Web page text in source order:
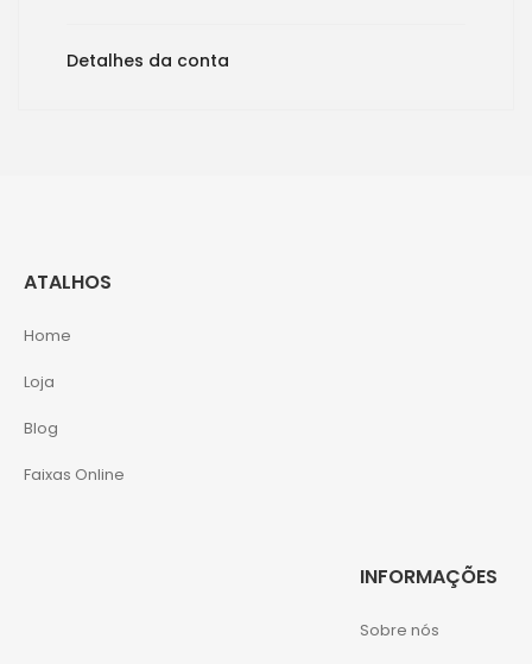
Detalhes da conta
ATALHOS
Home
Loja
Blog
Faixas Online
INFORMAÇÕES
Sobre nós